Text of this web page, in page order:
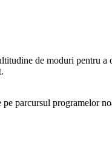
de moduri pentru
parcursul programelor